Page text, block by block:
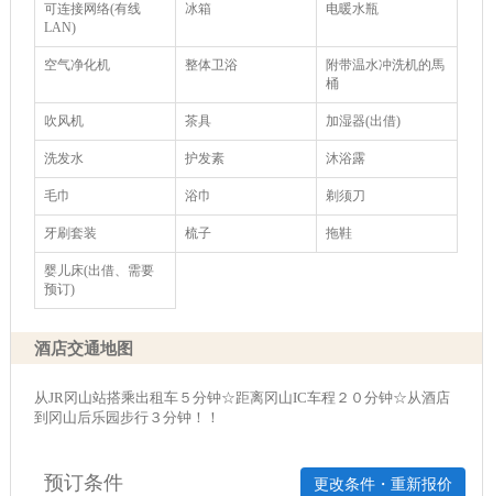
可连接网络(有线
LAN)
冰箱 电暖水瓶
空气净化机 整体卫浴
附带温水冲洗机的馬
桶
吹风机 茶具 加湿器(出借)
洗发水 护发素 沐浴露
毛巾 浴巾 剃须刀
牙刷套装 梳子 拖鞋
婴儿床(出借、需要
预订)
酒店交通地图
从JR冈山站搭乘出租车５分钟☆距离冈山IC车程２０分钟☆从酒店
到冈山后乐园步行３分钟！！
更改条件・重新报价
预订条件